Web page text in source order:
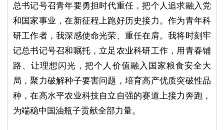
V
i
d
e
总书记号召青年要勇担时代重任，把个人追求融入党
和国家事业，在新征程上跑好历史接力。作为青年科
研工作者，我深感使命光荣、重任在肩。我将时刻牢
记总书记号召和嘱托，立足农业科研工作，用青春铺
路、让理想闪光，把个人价值融入国家粮食安全大
局，聚力破解种子要害问题，培育高产优质突破性品
种，在高水平农业科技自立自强的赛道上接力奔跑，
为端稳中国油瓶子贡献全部力量。